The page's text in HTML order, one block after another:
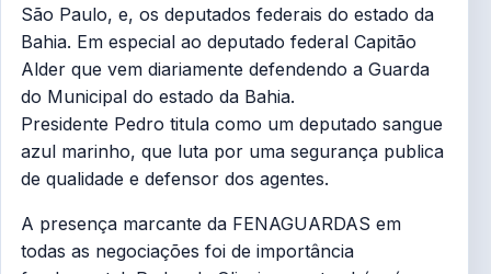
São Paulo, e, os deputados federais do estado da
Bahia. Em especial ao deputado federal Capitão
Alder que vem diariamente defendendo a Guarda
do Municipal do estado da Bahia.
Presidente Pedro titula como um deputado sangue
azul marinho, que luta por uma segurança publica
de qualidade e defensor dos agentes.
A presença marcante da FENAGUARDAS em
todas as negociações foi de importância